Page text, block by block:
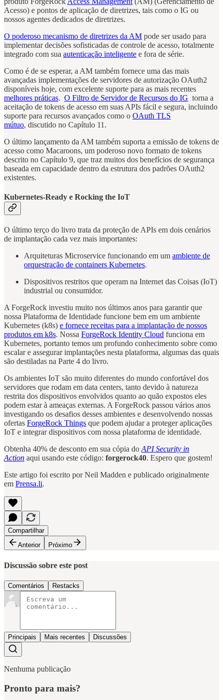
Acesso) e pontos de aplicação de diretrizes, tais como o IG ou
nossos agentes dedicados de diretrizes.
O poderoso mecanismo de diretrizes da AM pode ser usado para
implementar decisões sofisticadas de controle de acesso, totalmente
integrado com sua autenticação inteligente e fora de série.
Como é de se esperar, a AM também fornece uma das mais
avançadas implementações de servidores de autorização OAuth2
disponíveis hoje, com excelente suporte para as mais recentes
melhores práticas. O Filtro de Servidor de Recursos do IG torna a
aceitação de tokens de acesso em suas APIs fácil e segura, incluindo
suporte para recursos avançados como o OAuth TLS
mútuo, discutido no Capítulo 11.
O último lançamento da AM também suporta a emissão de tokens de
acesso como Macaroons, um poderoso novo formato de tokens
descrito no Capítulo 9, que traz muitos dos benefícios de segurança
baseada em capacidade dentro da estrutura dos padrões OAuth2
existentes.
Kubernetes-Ready e Rocking the IoT
O último terço do livro trata da proteção de APIs em dois cenários
de implantação cada vez mais importantes:
Arquiteturas Microservice funcionando em um ambiente de
orquestração de containers Kubernetes.
Dispositivos restritos que operam na Internet das Coisas (IoT)
industrial ou consumidor.
A ForgeRock investiu muito nos últimos anos para garantir que
nossa Plataforma de Identidade funcione bem em um ambiente
Kubernetes (k8s) e fornece receitas para a implantação de nossos
produtos em k8s. Nossa ForgeRock Identity Cloud funciona em
Kubernetes, portanto temos um profundo conhecimento sobre como
escalar e assegurar implantações nesta plataforma, algumas das quais
são destiladas na Parte 4 do livro.
Os ambientes IoT são muito diferentes do mundo confortável dos
servidores que rodam em data centers, tanto devido à natureza
restrita dos dispositivos envolvidos quanto ao quão expostos eles
podem estar à ameaças externas. A ForgeRock passou vários anos
investigando os desafios desses ambientes e desenvolvendo nossas
ofertas ForgeRock Things que podem ajudar a proteger aplicações
IoT e integrar dispositivos com nossa plataforma de identidade.
Obtenha 40% de desconto em sua cópia do API Security in
Action aqui usando este código: forgerock40. Espero que gostem!
Este artigo foi escrito por Neil Madden e publicado originalmente
em Prensa.li.
Compartilhar
Anterior
Próximo
Discussão sobre este post
Comentários Restacks
Principais Mais recentes Discussões
Nenhuma publicação
Pronto para mais?